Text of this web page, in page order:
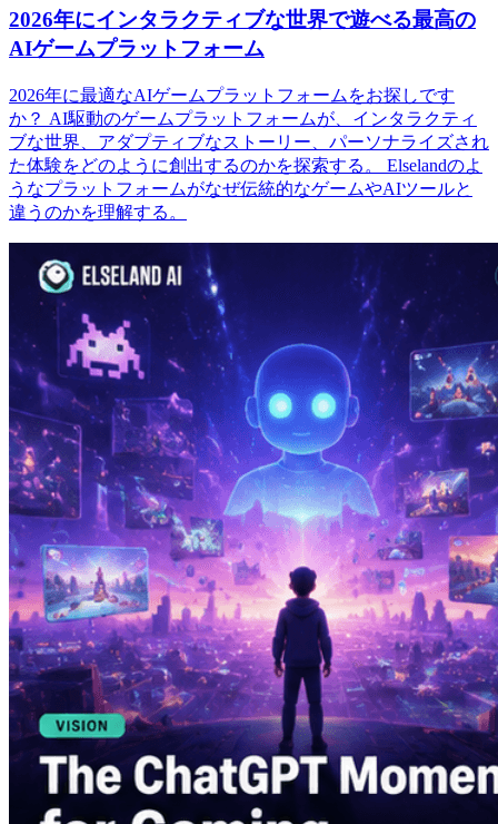
2026年にインタラクティブな世界で遊べる最高の
AIゲームプラットフォーム
2026年に最適なAIゲームプラットフォームをお探しです
か？ AI駆動のゲームプラットフォームが、インタラクティ
ブな世界、アダプティブなストーリー、パーソナライズされ
た体験をどのように創出するのかを探索する。 Elselandのよ
うなプラットフォームがなぜ伝統的なゲームやAIツールと
違うのかを理解する。